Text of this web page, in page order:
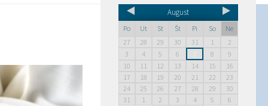
August
Po Ut St Št Pi So
Ne
27
28 29 30 31 1
2
3
4 5 6 8
9
10
11 12 13 14 15
16
17
18 19 20 21 22
23
24
25 26 27 28 29
30
31
1 2 3 4 5 6